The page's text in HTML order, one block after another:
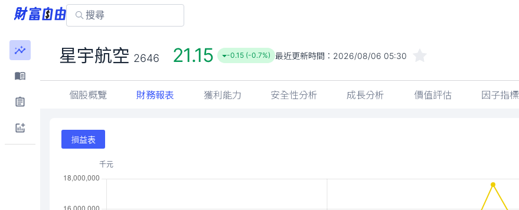
星宇航空 2646 21.15 -0.15 (-0.7%) 最近更新時間： 2026/08/06 05:30
個股概覽 財務報表 獲利能力 安全性分析 成長分析 價值評估 因子指標
損益表